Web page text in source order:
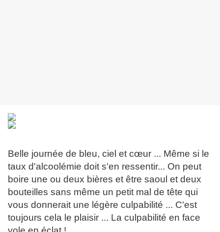
Belle journée de bleu, ciel et cœur ... Même si le
taux d'alcoolémie doit s'en ressentir... On peut
boire une ou deux bières et être saoul et deux
bouteilles sans même un petit mal de tête qui
vous donnerait une légère culpabilité ... C'est
toujours cela le plaisir ... La culpabilité en face